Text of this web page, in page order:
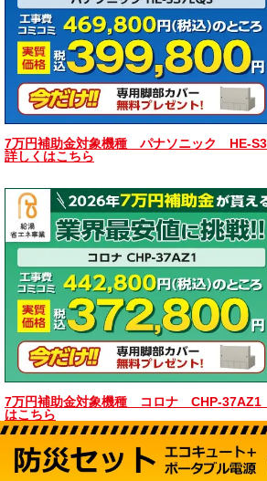
7万円補助金対象機種 パナソニック HE-
詳しくはこちら
7万円補助金対象機種 コロナ CHP-37AZ1
はこちら